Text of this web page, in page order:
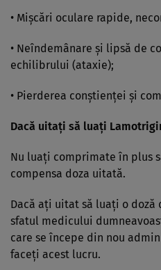
• Mişcări oculare rapide,
• Neîndemânare şi lipsă de
echilibrului (ataxie);
• Pierderea conştienţei şi
Dacă uitaţi să luaţi
Nu luaţi comprimate în plus
compensa doza uitată.
Dacă aţi uitat să luaţi o doză
sfatul medicului
care se începe din nou
faceţi acest lucru.